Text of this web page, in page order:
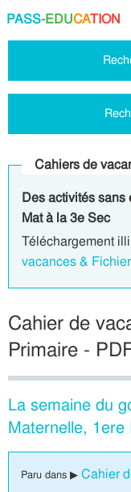
PASS-EDUCATION
Cahiers de
Des activités sans
Mat à la 3e Sec
Téléchargement
vacances &
Cahier de
Primaire -
La semaine du
Maternelle,
Paru dans ▶ Cahier